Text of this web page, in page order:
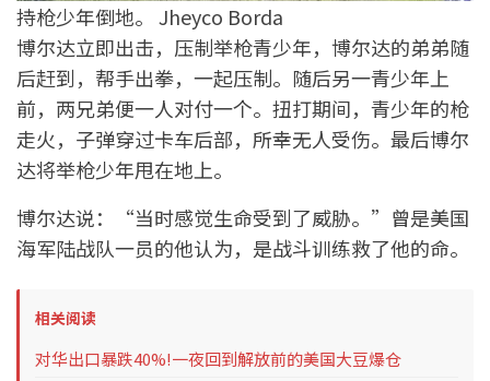
持枪少年倒地。 Jheyco Borda
博尔达立即出击，压制举枪青少年，博尔达的弟弟随
后赶到，帮手出拳，一起压制。随后另一青少年上
前，两兄弟便一人对付一个。扭打期间，青少年的枪
走火，子弹穿过卡车后部，所幸无人受伤。最后博尔
达将举枪少年甩在地上。
博尔达说：“当时感觉生命受到了威胁。”曾是美国
海军陆战队一员的他认为，是战斗训练救了他的命。
相关阅读
对华出口暴跌40%!一夜回到解放前的美国大豆爆仓